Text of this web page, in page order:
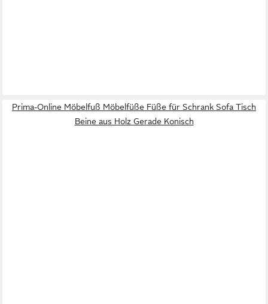
Prima-Online Möbelfuß Möbelfüße Füße für Schrank Sofa Tisch
Beine aus Holz Gerade Konisch